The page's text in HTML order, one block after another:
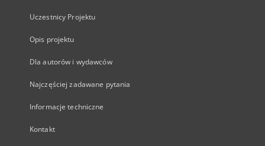
Uczestnicy Projektu
Opis projektu
Dla autorów i wydawców
Najczęściej zadawane pytania
Informacje techniczne
Kontakt